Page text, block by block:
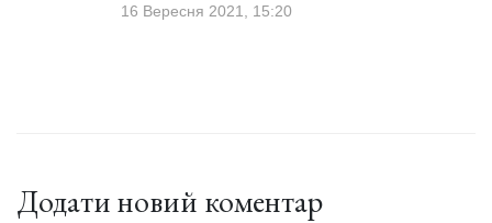
16 Вересня 2021, 15:20
Додати новий коментар